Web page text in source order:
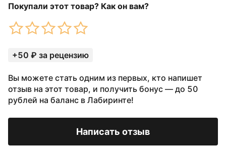
Покупали этот товар? Как он вам?
+50 ₽ за рецензию
Вы можете стать одним из первых, кто напишет
отзыв на этот товар, и получить бонус — до 50
рублей на баланс в Лабиринте!
Написать отзыв